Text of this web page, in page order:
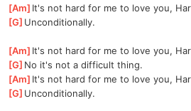
[Am ]It's not hard for me to love you,
[G ]Unconditionally.
[Am ]It's not hard for me to love you,
[G ]No it's not a difficult thing.
[Am ]It's not hard for me to love you,
[G ]Unconditionally.